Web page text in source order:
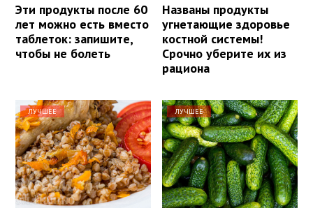
Эти продукты после 60
лет можно есть вместо
таблеток: запишите,
чтобы не болеть
Названы продукты
угнетающие здоровье
костной системы!
Срочно уберите их из
рациона
ЛУЧШЕЕ ЛУЧШЕЕ